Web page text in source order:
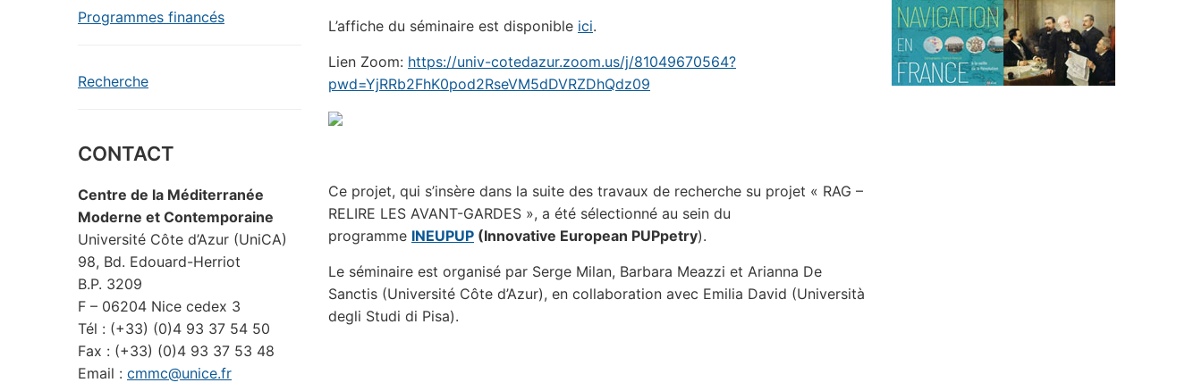
Programmes financés
Recherche
CONTACT
Centre de la Méditerranée
Moderne et Contemporaine
Université Côte d’Azur (UniCA)
98, Bd. Edouard-Herriot
B.P. 3209
F – 06204 Nice cedex 3
Tél : (+33) (0)4 93 37 54 50
Fax : (+33) (0)4 93 37 53 48
Email : cmmc@unice.fr
L’affiche du séminaire est disponible ici.
Lien Zoom: https://univ-cotedazur.zoom.us/j/81049670564?
pwd=YjRRb2FhK0pod2RseVM5dDVRZDhQdz09
Ce projet, qui s’insère dans la suite des travaux de recherche su projet « RAG –
RELIRE LES AVANT-GARDES », a été sélectionné au sein du
programme INEUPUP (Innovative European PUPpetry).
Le séminaire est organisé par Serge Milan, Barbara Meazzi et Arianna De
Sanctis (Université Côte d’Azur), en collaboration avec Emilia David (Università
degli Studi di Pisa).